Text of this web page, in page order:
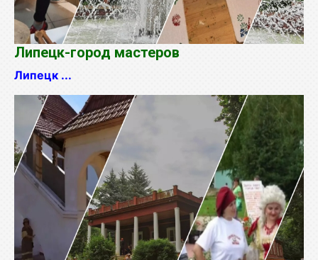
Липецк-город мастеров
Липецк ...